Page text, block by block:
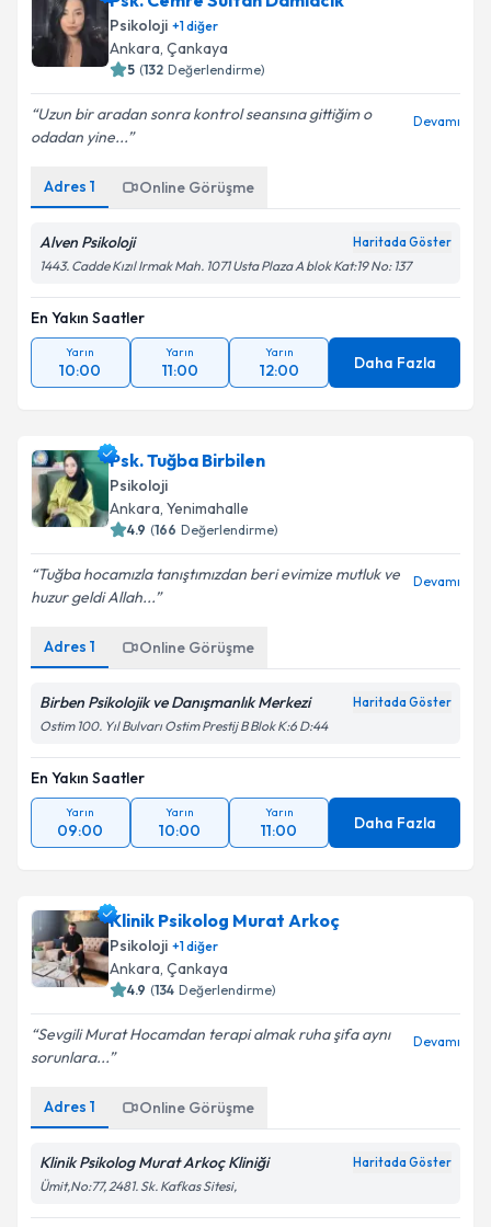
Psikoloji +1diğer
Ankara, Çankaya
5 (132 Değerlendirme)
Uzun bir aradan sonra kontrol seansına gittiğim o
odadan yine...
Devamı
Adres 1 Online Görüşme
Alven Psikoloji Haritada Göster
1443. Cadde Kızıl Irmak Mah. 1071 Usta Plaza A blok Kat:19 No: 137
En Yakın Saatler
Yarın
10:00
Yarın
11:00
Yarın
12:00 Daha Fazla
Psk. Tuğba Birbilen
Psikoloji
Ankara, Yenimahalle
4.9 (166 Değerlendirme)
Tuğba hocamızla tanıştımızdan beri evimize mutluk ve
huzur geldi Allah...
Devamı
Adres 1 Online Görüşme
Birben Psikolojik ve Danışmanlık Merkezi Haritada Göster
Ostim 100. Yıl Bulvarı Ostim Prestij B Blok K:6 D:44
En Yakın Saatler
Yarın
09:00
Yarın
10:00
Yarın
11:00 Daha Fazla
Klinik Psikolog Murat Arkoç
Psikoloji +1diğer
Ankara, Çankaya
4.9 (134 Değerlendirme)
Sevgili Murat Hocamdan terapi almak ruha şifa aynı
sorunlara...
Devamı
Adres 1 Online Görüşme
Klinik Psikolog Murat Arkoç Kliniği Haritada Göster
Ümit,No:77, 2481. Sk. Kafkas Sitesi,